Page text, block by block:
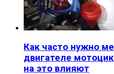
Как часто нужно
двигателе
на это влияют